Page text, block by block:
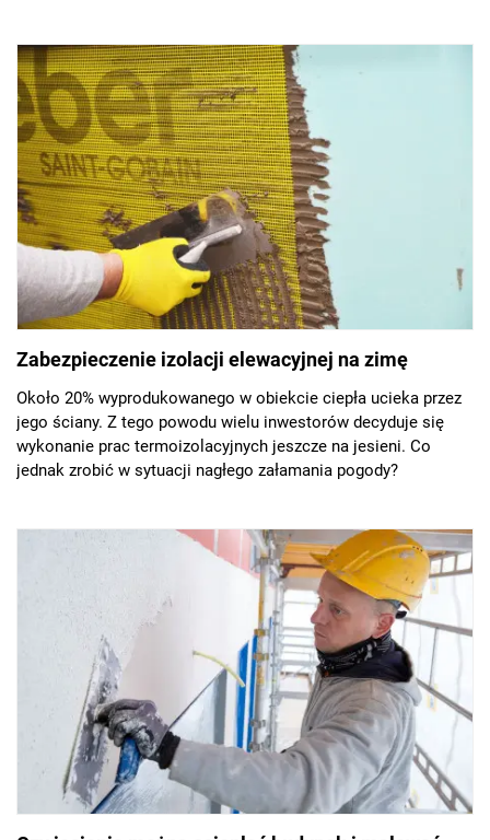
defektów.
Zabezpieczenie izolacji elewacyjnej na zimę
Około 20% wyprodukowanego w obiekcie ciepła ucieka przez
jego ściany. Z tego powodu wielu inwestorów decyduje się
wykonanie prac termoizolacyjnych jeszcze na jesieni. Co
jednak zrobić w sytuacji nagłego załamania pogody?